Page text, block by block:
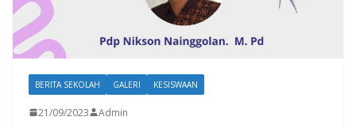
BERITA SEKOLAH GALERI KESISWAAN
21/09/2023 Admin